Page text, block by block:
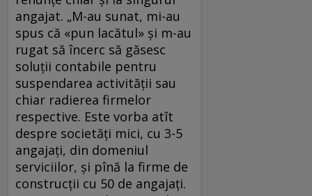
angajat. „M-au sunat, mi-au
spus că «pun lacătul» și m-au
rugat să încerc să găsesc
soluții contabile pentru
suspendarea activității sau
chiar radierea firmelor
respective. Este vorba atît
despre societăți mici, cu 3-5
angajați, din domeniul
serviciilor, și pînă la firme de
construcții cu 50 de angajați.